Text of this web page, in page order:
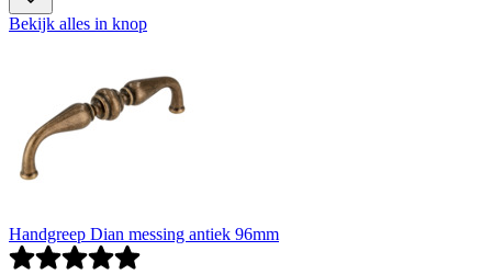
Bekijk alles in knop
Handgreep Dian messing antiek 96mm